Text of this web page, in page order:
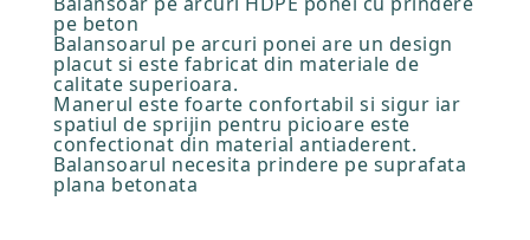
pe beton
Balansoarul pe arcuri ponei are un design
placut si este fabricat din materiale de
calitate superioara.
Manerul este foarte confortabil si sigur iar
spatiul de sprijin pentru picioare este
confectionat din material antiaderent.
Balansoarul necesita prindere pe suprafata
plana betonata